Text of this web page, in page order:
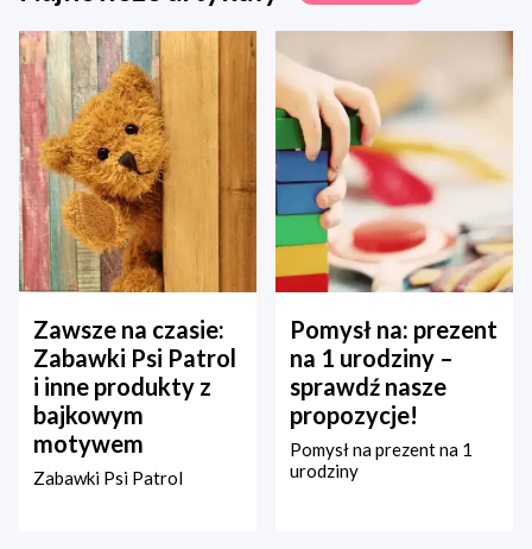
Zawsze na czasie:
Zabawki Psi Patrol
i inne produkty z
bajkowym
motywem
Zabawki Psi Patrol
Pomysł na: prezent
na 1 urodziny –
sprawdź nasze
propozycje!
Pomysł na prezent na 1
urodziny